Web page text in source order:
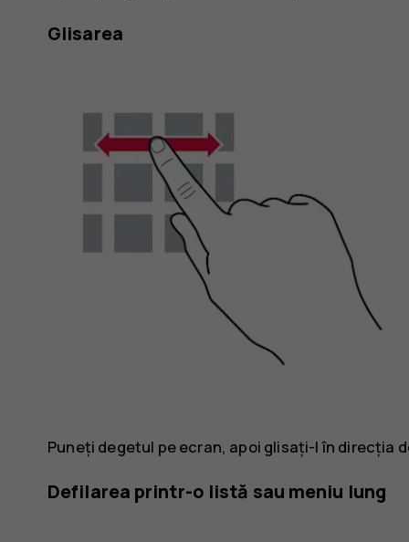
Glisarea
Puneți degetul pe ecran, apoi glisați-l în direcția
Defilarea printr-o listă sau meniu lung